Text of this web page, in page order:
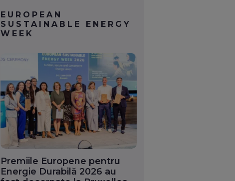
EUROPEAN
SUSTAINABLE ENERGY
WEEK
Premiile Europene pentru
Energie Durabilă 2026 au